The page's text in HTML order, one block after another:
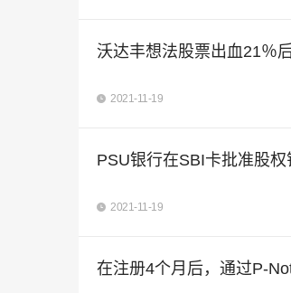
沃达丰想法股票出血21％
2021-11-19
PSU银行在SBI卡批准股
2021-11-19
在注册4个月后，通过P-